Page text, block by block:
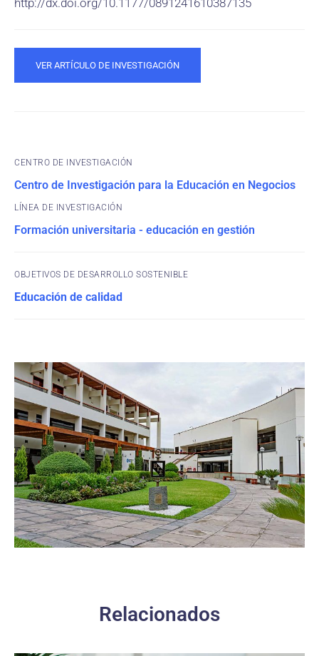
http://dx.doi.org/10.1177/0891241610387135
VER ARTÍCULO DE INVESTIGACIÓN
CENTRO DE INVESTIGACIÓN
Centro de Investigación para la Educación en Negocios
Formación universitaria - educación en gestión
OBJETIVOS DE DESARROLLO SOSTENIBLE
Educación de calidad
Relacionados